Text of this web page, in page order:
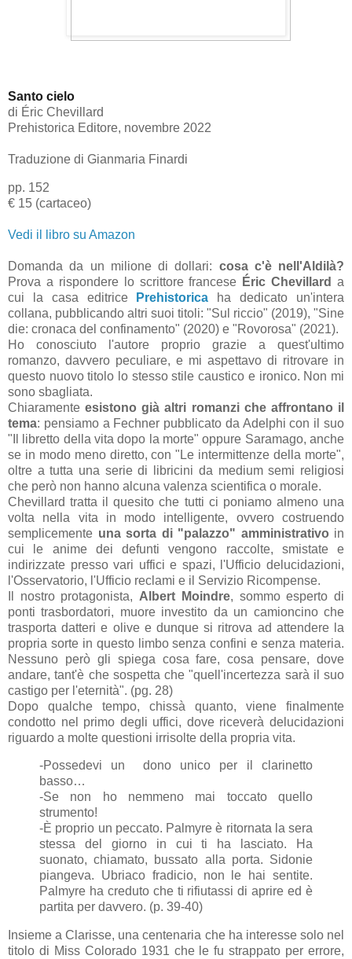
Santo cielo
di Éric Chevillard
Prehistorica Editore, novembre 2022
Traduzione di Gianmaria Finardi
pp. 152
€ 15 (cartaceo)
Vedi il libro su Amazon
Domanda da un milione di dollari: cosa c'è nell'Aldilà?
Prova a rispondere lo scrittore francese Éric Chevillard a
cui la casa editrice
Prehistorica ha dedicato un'intera
collana, pubblicando altri suoi titoli: "Sul riccio" (2019), "Sine
die: cronaca del confinamento" (2020) e "Rovorosa" (2021).
Ho conosciuto l'autore proprio grazie a quest'ultimo
romanzo, davvero peculiare, e mi aspettavo di ritrovare in
questo nuovo titolo lo stesso stile caustico e ironico. Non mi
sono sbagliata.
Chiaramenteesistono già altri romanzi che affrontano il
tema: pensiamo a Fechner pubblicato da Adelphi con il suo
"Il libretto della vita dopo la morte" oppure Saramago, anche
se in modo meno diretto, con "Le intermittenze della morte",
oltre a tutta una serie di libricini da medium semi religiosi
che però non hanno alcuna valenza scientifica o morale.
Chevillard tratta il quesito che tutti ci poniamo almeno una
volta nella vita in modo intelligente, ovvero costruendo
semplicemente una sorta di "palazzo" amministrativo in
cui le anime dei defunti vengono raccolte, smistate e
indirizzate presso vari uffici e spazi, l'Ufficio delucidazioni,
l'Osservatorio, l'Ufficio reclami e il Servizio Ricompense.
Il nostro protagonista, Albert Moindre, sommo esperto di
ponti trasbordatori, muore investito da un camioncino che
trasporta datteri e olive e dunque si ritrova ad attendere la
propria sorte in questo limbo senza confini e senza materia.
Nessuno però gli spiega cosa fare, cosa pensare, dove
andare, tant'è che sospetta che "quell'incertezza sarà il suo
castigo per l'eternità". (pg. 28)
Dopo qualche tempo, chissà quanto, viene finalmente
condotto nel primo degli uffici, dove riceverà delucidazioni
riguardo a molte questioni irrisolte della propria vita.
-Possedevi un dono unico per il clarinetto
basso…
-Se non ho nemmeno mai toccato quello
strumento!
-È proprio un peccato. Palmyre è ritornata la sera
stessa del giorno in cui ti ha lasciato. Ha
suonato, chiamato, bussato alla porta. Sidonie
piangeva. Ubriaco fradicio, non le hai sentite.
Palmyre ha creduto che ti rifiutassi di aprire ed è
partita per davvero. (p. 39-40)
Insieme a Clarisse, una centenaria che ha interesse solo nel
titolo di Miss Colorado 1931 che le fu strappato per errore,